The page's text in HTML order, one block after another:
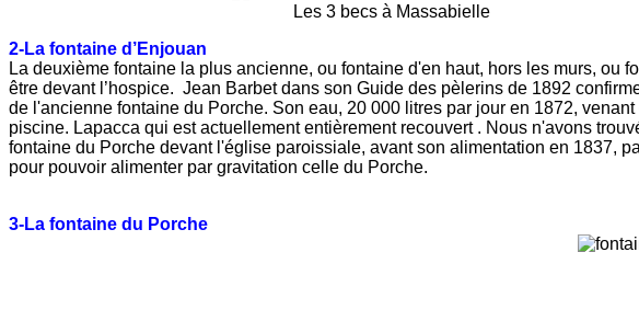
Les 3 becs à Massabielle
2-La fontaine d’Enjouan
La deuxième fontaine la plus ancienne, ou fontaine d'en haut, hors les murs, ou
être devant l’hospice. Jean Barbet dans son Guide des pèlerins de 1892
de l'ancienne fontaine du Porche. Son eau, 20 000 litres par jour en 1872,
piscine. Lapacca qui est actuellement entièrement recouvert . Nous n'avons
fontaine du Porche devant l'église paroissiale, avant son alimentation en 1837,
pour pouvoir alimenter par gravitation celle du Porche.
3-La fontaine du Porche